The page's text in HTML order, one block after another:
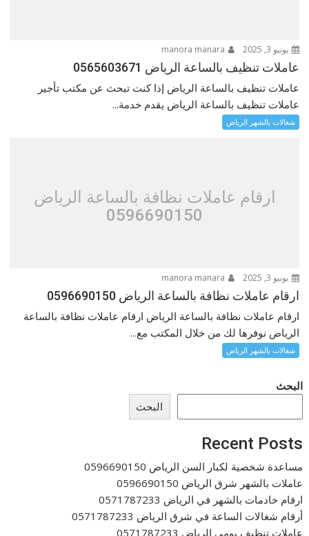
يونيو 3, 2025
عاملات تنظيف بالساعة الرياض 0565603671
عاملات تنظيف بالساعة الرياض إذا كنت تبحث عن مكتب تأجير
عاملات تنظيف بالساعة الرياض يقدم خدمة...
شغالات بالشهر الرياض
ارقام عاملات نظافة بالساعة الرياض
0596690150
يونيو 3, 2025
ارقام عاملات نظافة بالساعة الرياض 0596690150
ارقام عاملات نظافة بالساعة الرياض ارقام عاملات نظافة بالساعة
الرياض نوفرها لك من خلال المكتب مع...
شغالات بالشهر الرياض
البحث
البحث
Recent Posts
مساعدة شخصية لكبار السن الرياض 0596690150
عاملات بالشهر شرق الرياض 0596690150
ارقام خادمات بالشهر في الرياض 0571787233
أرقام شغالات الساعة في شرق الرياض 0571787233
عاملات تنظيف يومي الرياض 0571787233